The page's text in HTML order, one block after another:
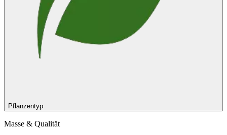
Pflanzentyp
Masse & Qualität